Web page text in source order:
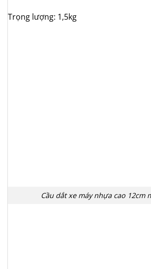
Trọng lượng: 1,5kg
Cầu dắt xe máy nhựa cao 12cm